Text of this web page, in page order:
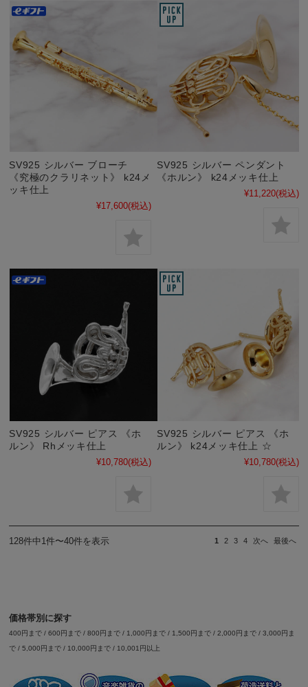
SV925 シルバー ブローチ
《究極のクラリネット》 k24メ
ッキ仕上
¥17,600(税込)
SV925 シルバー ペンダント
《ホルン》 k24メッキ仕上
¥11,220(税込)
SV925 シルバー ピアス 《ホ
ルン》 Rhメッキ仕上
¥10,780(税込)
SV925 シルバー ピアス 《ホ
ルン》 k24メッキ仕上 ☆
¥10,780(税込)
128件中1件〜40件を表示 1 2 3 4 次へ 最後へ
価格帯別に探す
400円まで /600円まで /800円まで / 1,000円まで / 1,500円まで /2,000円まで /3,000円ま
で /5,000円まで / 10,000円まで / 10,001円以上